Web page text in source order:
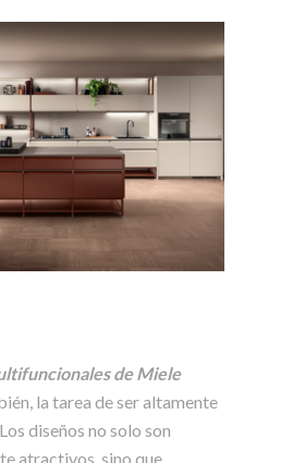
de Miele
la tarea de ser altamente
diseños no solo son
atractivos, sino que